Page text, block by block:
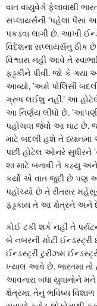
વાત વાયુવેગે ફેલાવાથી
સપ્લાયર્સની ‘પહેલા પૈસા
પકડવા લાગી છે. આખી
વિદેશના સપ્લાયર્સનુ
વિશ્વાસ નહીં આવે તે
ફડ્ઢકીને પીવી. જો કે ગયા
આવ્યો, ‘અમે પોલિસી
ગ્રુપ લઈશુ નહીં.’ આ હોટેલે
આ નિર્ણય લીધો છે.
પહોંચવા જેવો આ ઘાટ છે.
માટે બદલી હશે તે
પછી હોટેલ ઓનરે સુધીરને
શા માટે બનાવી તે કહ્યુ
કર્યો એ વાત જુદી છે પણ
પહોંચ્યો છે તે રીતસર
ફડ્ઢકાય તે આ ક્ષેત્રને અને
કોઈ ટકી શકે નહીં તે
બે નબરની મોટી
ઈન્ડસ્ટ્રી ટુરીઝમ
ખ્યાલ આવે છે. ભારતમા તો
આવનારા બધા યુવાનોને
ક્ષેત્રમા, તેનુ ભવિષ્ય